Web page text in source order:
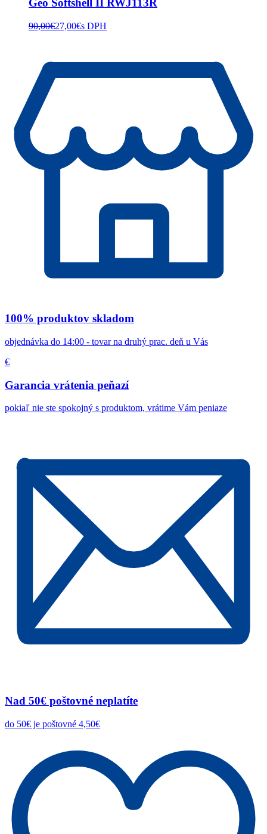
Geo Softshell II RWJ113R
90,00€27,00€s DPH
100% produktov skladom
objednávka do 14:00 - tovar na druhý prac. deň u Vás
€
Garancia vrátenia peňazí
pokiaľ nie ste spokojný s produktom, vrátime Vám peniaze
Nad 50€ poštovné neplatíte
do 50€ je poštovné 4,50€